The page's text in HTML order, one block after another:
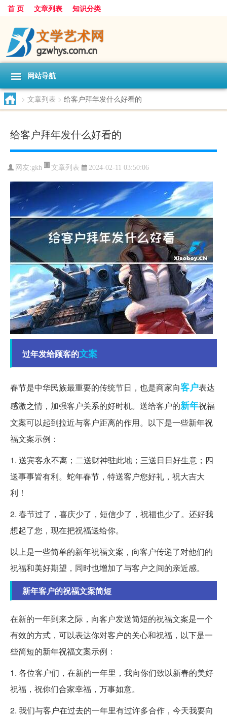
首 页 文章列表 知识分类
网站导航
> 文章列表 > 给客户拜年发什么好看的
给客户拜年发什么好看的
网友:gkh 文章列表 2024-02-11 03:50:06
过年发给顾客的文案
春节是中华民族最重要的传统节日，也是商家向客户表达
感激之情，加强客户关系的好时机。送给客户的新年祝福
文案可以起到拉近与客户距离的作用。以下是一些新年祝
福文案示例：
1. 送宾客永不离；二送财神驻此地；三送日日好生意；四
送事事皆有利。蛇年春节，特送客户您好礼，祝大吉大
利！
2. 春节过了，喜庆少了，短信少了，祝福也少了。还好我
想起了您，现在把祝福送给你。
以上是一些简单的新年祝福文案，向客户传递了对他们的
祝福和美好期望，同时也增加了与客户之间的亲近感。
新年客户的祝福文案简短
在新的一年到来之际，向客户发送简短的祝福文案是一个
有效的方式，可以表达你对客户的关心和祝福，以下是一
些简短的新年祝福文案示例：
1. 各位客户们，在新的一年里，我向你们致以新春的美好
祝福，祝你们合家幸福，万事如意。
2. 我们与客户在过去的一年里有过许多合作，今天我要向